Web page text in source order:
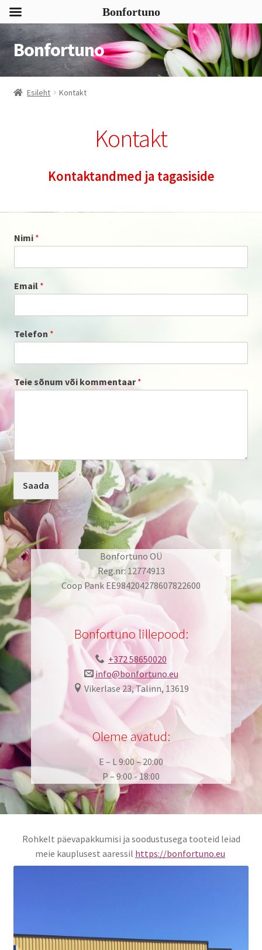
Liigu
navigeerimisele
Liigu
sisu
juurde
Bonfortuno
Esileht Kontakt
Kontakt
Kontaktandmed ja tagasiside
Nimi *
Email *
Telefon *
Teie sõnum või kommentaar*
Saada
Bonfortuno OÜ
Reg.nr: 12774913
Coop Pank EE984204278607822600
Bonfortuno lillepood:
+372 58650020
info@bonfortuno.eu
Vikerlase 23, Talinn, 13619
Oleme avatud:
E – L 9:00 – 20:00
P – 9:00 - 18:00
Rohkelt päevapakkumisi ja soodustusega tooteid leiad
meie kauplusest aaressil https://bonfortuno.eu
Bonfortuno